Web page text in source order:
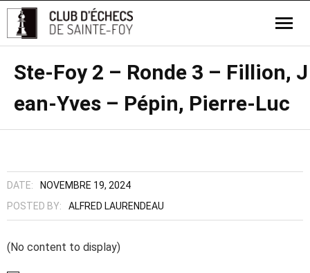
Ste-Foy 2 – Ronde 3 – Fillion, J
ean-Yves – Pépin, Pierre-Luc
DATE:
NOVEMBRE 19, 2024
POSTED BY:
ALFRED LAURENDEAU
(No content to display)